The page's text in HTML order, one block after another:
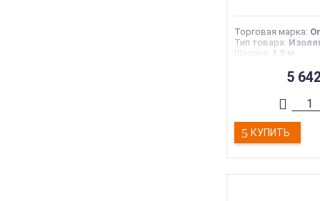
Торговая марка:
Тип товара:
Ширина : 1,5 м
Страна
5
КУПИТЬ